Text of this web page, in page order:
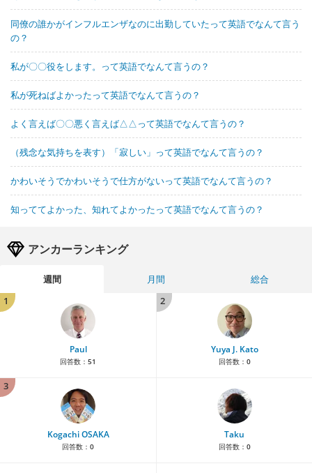
同僚の誰かがインフルエンザなのに出勤していたって英語でなんて言う
の？
私が〇〇役をします。って英語でなんて言うの？
私が死ねばよかったって英語でなんて言うの？
よく言えば〇〇悪く言えば△△って英語でなんて言うの？
（残念な気持ちを表す）「寂しい」って英語でなんて言うの？
かわいそうでかわいそうで仕方がないって英語でなんて言うの？
知っててよかった、知れてよかったって英語でなんて言うの？
アンカーランキング
週間 月間
総合
1
Paul
回答数： 51
2
Yuya J. Kato
回答数： 0
3
Kogachi OSAKA
回答数： 0
Taku
回答数： 0